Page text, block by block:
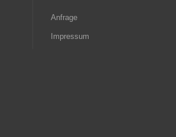
Anfrage
Impressum